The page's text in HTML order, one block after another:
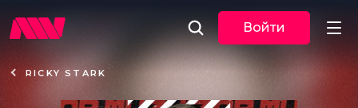
Войти
RICKY STARK